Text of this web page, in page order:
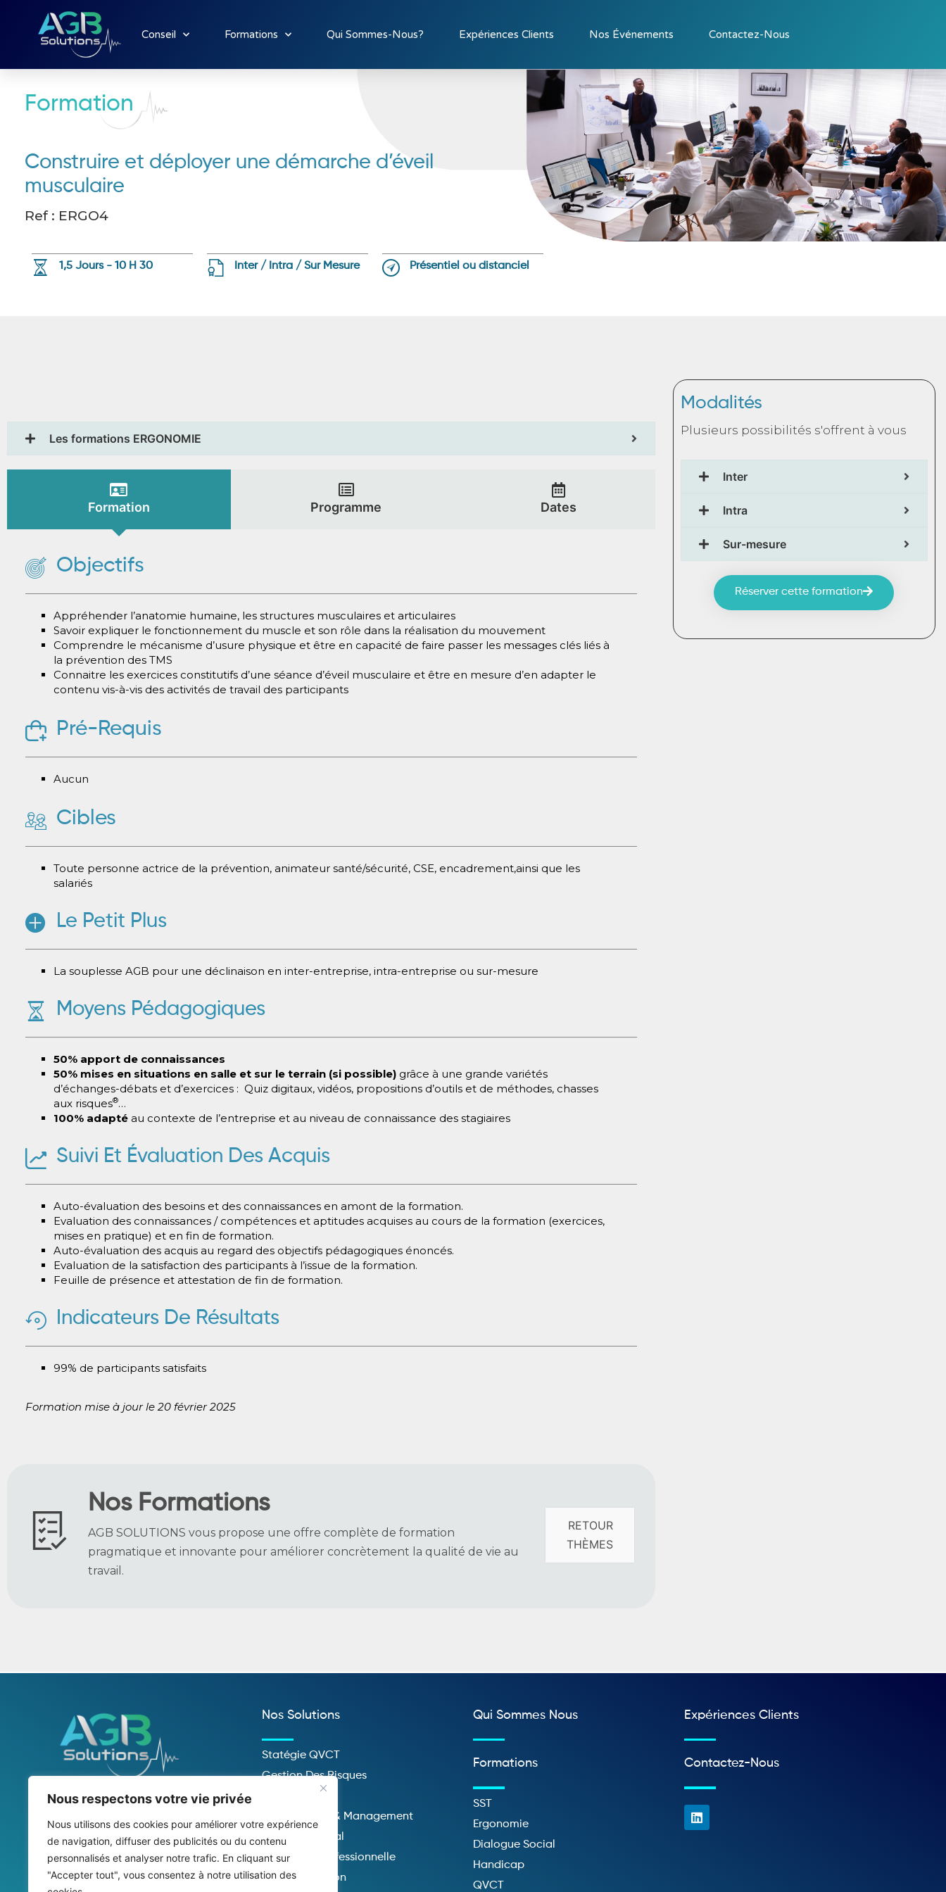
Nous respectons votre vie privée
Nous utilisons des cookies pour améliorer votre expérience
de navigation, diffuser des publicités ou du contenu
personnalisés et analyser notre trafic. En cliquant sur
"Accepter tout", vous consentez à notre utilisation des
Conseil Formations Qui Sommes-Nous? Expériences Clients Nos Événements Contactez-Nous
Formation
Construire et déployer une démarche d’éveil
musculaire
Ref : ERGO4
1,5 Jours - 10 H 30 Inter / Intra / Sur Mesure Présentiel ou distanciel
Les formations ERGONOMIE
Formation Programme Dates
Objectifs
Appréhender l’anatomie humaine, les structures musculaires et articulaires
Savoir expliquer le fonctionnement du muscle et son rôle dans la réalisation du mouvement
Comprendre le mécanisme d’usure physique et être en capacité de faire passer les messages clés liés à
la prévention des TMS
Connaitre les exercices constitutifs d’une séance d’éveil musculaire et être en mesure d’en adapter le
contenu vis-à-vis des activités de travail des participants
Pré-Requis
Aucun
Cibles
Toute personne actrice de la prévention, animateur santé/sécurité, CSE, encadrement,ainsi que les
salariés
Le Petit Plus
La souplesse AGB pour une déclinaison en inter-entreprise, intra-entreprise ou sur-mesure
Moyens Pédagogiques
50% apport de connaissances
50% mises en situations en salle et sur le terrain (si possible) grâce à une grande variétés
d’échanges-débats et d’exercices : Quiz digitaux, vidéos, propositions d’outils et de méthodes, chasses
aux risques®…
100% adapté au contexte de l’entreprise et au niveau de connaissance des stagiaires
Suivi Et Évaluation Des Acquis
Auto-évaluation des besoins et des connaissances en amont de la formation.
Evaluation des connaissances / compétences et aptitudes acquises au cours de la formation (exercices,
mises en pratique) et en fin de formation.
Auto-évaluation des acquis au regard des objectifs pédagogiques énoncés.
Evaluation de la satisfaction des participants à l’issue de la formation.
Feuille de présence et attestation de fin de formation.
Indicateurs De Résultats
99% de participants satisfaits
Formation mise à jour le 20 février 2025
Nos Formations
AGB SOLUTIONS vous propose une offre complète de formation
pragmatique et innovante pour améliorer concrètement la qualité de vie au
travail.
RETOUR
THÈMES
Modalités
Plusieurs possibilités s'offrent à vous
Inter
Intra
Sur-mesure
Réserver cette formation
Société du Groupe Exhos
Nos Solutions
Statégie QVCT
Gestion Des Risques
Organisation & Management
Dialogue Social
Formation Professionnelle
Communication
Qui Sommes Nous
Formations
SST
Ergonomie
Dialogue Social
Handicap
QVCT
Expériences Clients
Contactez-Nous